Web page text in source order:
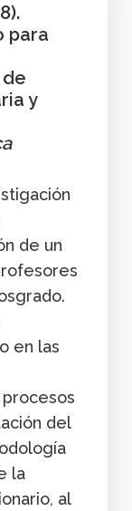
para
y
de un
en las
del
la
al